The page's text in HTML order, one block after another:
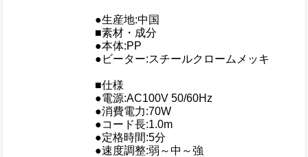
●生産地:中国
■素材・成分
●本体:PP
●ビーター:スチールクロームメッキ
■仕様
●電源:AC100V 50/60Hz
●消費電力:70W
●コード長:1.0m
●定格時間:5分
●速度調整:弱～中～強